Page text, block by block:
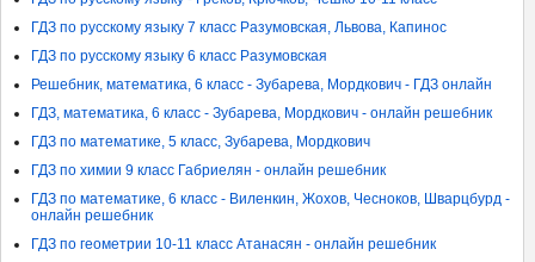
ГДЗ по русскому языку 7 класс Разумовская, Львова, Капинос
ГДЗ по русскому языку 6 класс Разумовская
Решебник, математика, 6 класс - Зубарева, Мордкович - ГДЗ онлайн
ГДЗ, математика, 6 класс - Зубарева, Мордкович - онлайн решебник
ГДЗ по математике, 5 класс, Зубарева, Мордкович
ГДЗ по химии 9 класс Габриелян - онлайн решебник
ГДЗ по математике, 6 класс - Виленкин, Жохов, Чесноков, Шварцбурд -
онлайн решебник
ГДЗ по геометрии 10-11 класс Атанасян - онлайн решебник